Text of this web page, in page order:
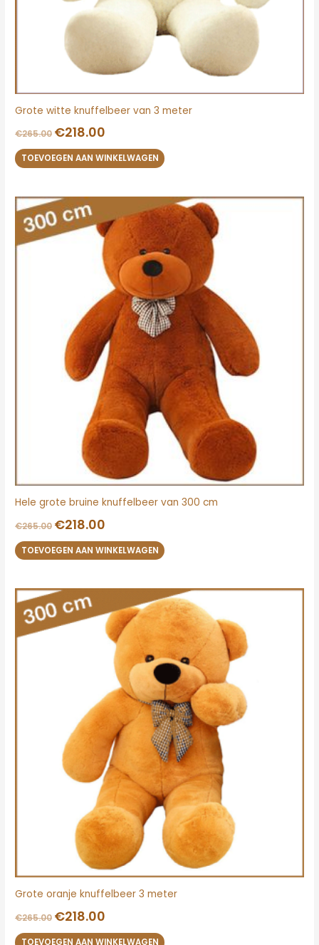
Grote witte knuffelbeer van 3 meter
€265.00 €218.00
TOEVOEGEN AAN WINKELWAGEN
Hele grote bruine knuffelbeer van 300 cm
€265.00
Oorspronkelijke
prijs
was:
€265.00.
€218.00
is:
€218.00.
TOEVOEGEN AAN WINKELWAGEN
Grote oranje knuffelbeer 3 meter
€265.00
Oorspronkelijke
prijs
was:
€265.00.
€218.00
is:
€218.00.
TOEVOEGEN AAN WINKELWAGEN